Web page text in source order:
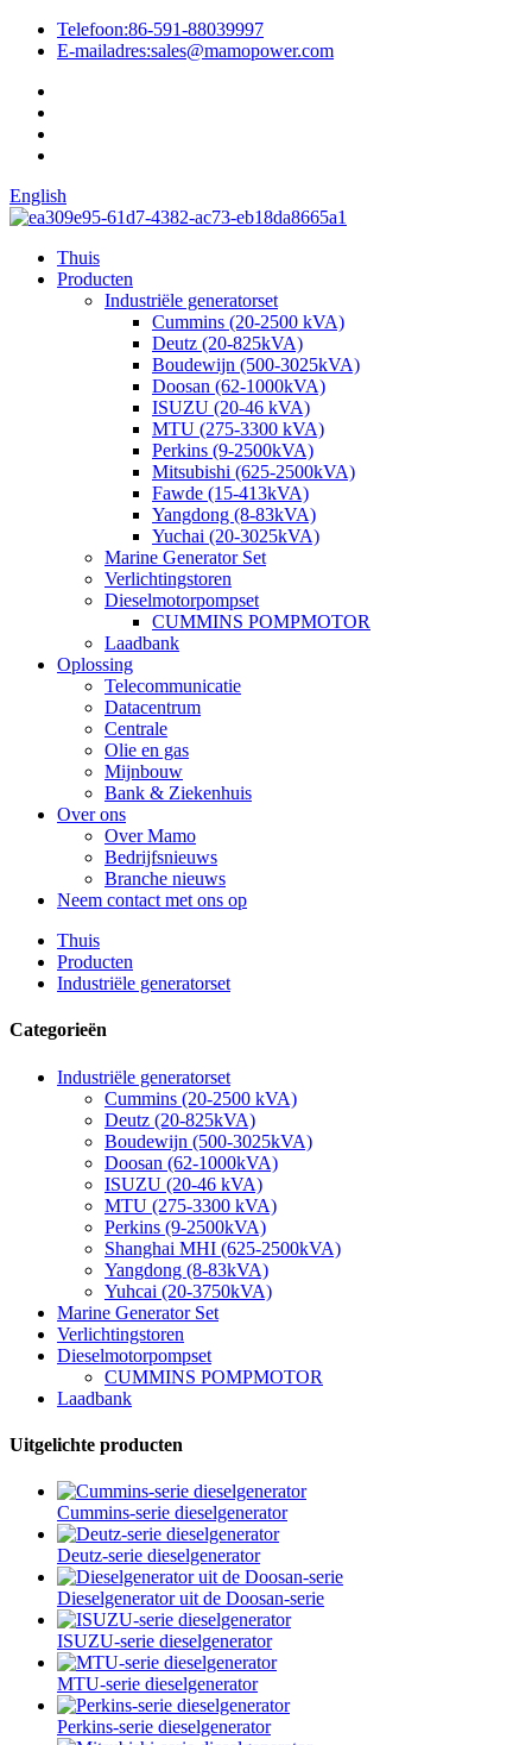
Telefoon:86-591-88039997
E-mailadres:sales@mamopower.com
English
Thuis
Producten
Industriële generatorset
Cummins (20-2500 kVA)
Deutz (20-825kVA)
Boudewijn (500-3025kVA)
Doosan (62-1000kVA)
ISUZU (20-46 kVA)
MTU (275-3300 kVA)
Perkins (9-2500kVA)
Mitsubishi (625-2500kVA)
Fawde (15-413kVA)
Yangdong (8-83kVA)
Yuchai (20-3025kVA)
Marine Generator Set
Verlichtingstoren
Dieselmotorpompset
CUMMINS POMPMOTOR
Laadbank
Oplossing
Telecommunicatie
Datacentrum
Centrale
Olie en gas
Mijnbouw
Bank & Ziekenhuis
Over ons
Over Mamo
Bedrijfsnieuws
Branche nieuws
Neem contact met ons op
Thuis
Producten
Industriële generatorset
Categorieën
Industriële generatorset
Cummins (20-2500 kVA)
Deutz (20-825kVA)
Boudewijn (500-3025kVA)
Doosan (62-1000kVA)
ISUZU (20-46 kVA)
MTU (275-3300 kVA)
Perkins (9-2500kVA)
Shanghai MHI (625-2500kVA)
Yangdong (8-83kVA)
Yuhcai (20-3750kVA)
Marine Generator Set
Verlichtingstoren
Dieselmotorpompset
CUMMINS POMPMOTOR
Laadbank
Uitgelichte producten
Cummins-serie dieselgenerator
Deutz-serie dieselgenerator
Dieselgenerator uit de Doosan-serie
ISUZU-serie dieselgenerator
MTU-serie dieselgenerator
Perkins-serie dieselgenerator